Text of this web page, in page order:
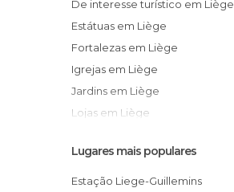
De interesse turístico em Liège
Estátuas em Liège
Fortalezas em Liège
Igrejas em Liège
Jardins em Liège
Lojas em Liège
Museus em Liège
Palácios em Liège
Lugares mais populares
Estação Liege-Guillemins